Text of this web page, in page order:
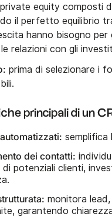
equity composti
il perfetto equilibrio
hanno bisogno
relazioni con gli
prima di selezionare i
principali di un
dei contatti:
potenziali clienti,
monitora
garantendo